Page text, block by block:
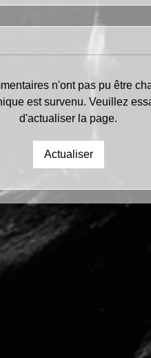
n'ont pas pu être
est survenu. Veuillez
d'actualiser la page.
Actualiser